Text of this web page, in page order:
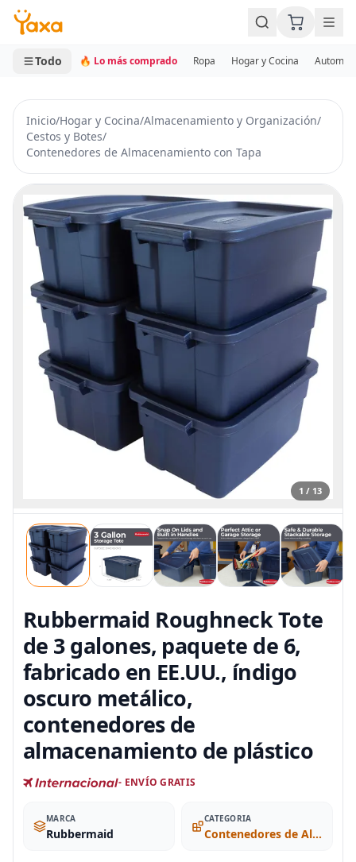
MINI CARRITO
0 productos
Todo 🔥 Lo más comprado Ropa Hogar y Cocina
Inicio/Hogar y Cocina/Almacenamiento y Organización/
Cestos y Botes/
Contenedores de Almacenamiento con Tapa
1 / 13
Rubbermaid Roughneck Tote
de 3 galones, paquete de 6,
fabricado en EE.UU., índigo
oscuro metálico,
contenedores de
almacenamiento de plástico
- ENVÍO GRATIS
MARCA
Rubbermaid
CATEGORIA
Contenedores de Almacenamiento con Tapa